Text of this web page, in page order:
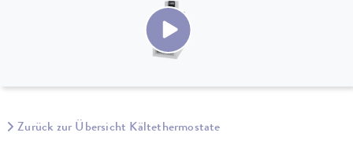
Zurück zur Übersicht Kältethermostate